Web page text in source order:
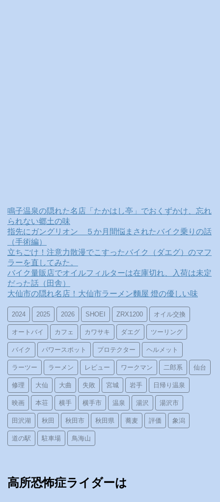
鳴子温泉の隠れた名店「たかはし亭」でおくずかけ、忘れ
られない郷土の味
指先にガングリオン ５か月間悩まされたバイク乗りの話
（手術編）
立ちごけ！注意力散漫でこすったバイク（ダエグ）のマフ
ラーを直してみた。
バイク量販店でオイルフィルターは在庫切れ、入荷は未定
だった話（田舎）
大仙市の隠れ名店！大仙市ラーメン麵屋 燈の優しい味
2024 2025 2026 SHOEI ZRX1200 オイル交換
オートバイ カフェ カワサキ ダエグ ツーリング
バイク パワースポット プロテクター ヘルメット
ラーツー ラーメン レビュー ワークマン 二郎系 仙台
修理 大仙 大曲 失敗 宮城 岩手 日帰り温泉
映画 本荘 横手 横手市 温泉 湯沢 湯沢市
田沢湖 秋田 秋田市 秋田県 蕎麦 評価 象潟
道の駅 駐車場 鳥海山
高所恐怖症ライダーは